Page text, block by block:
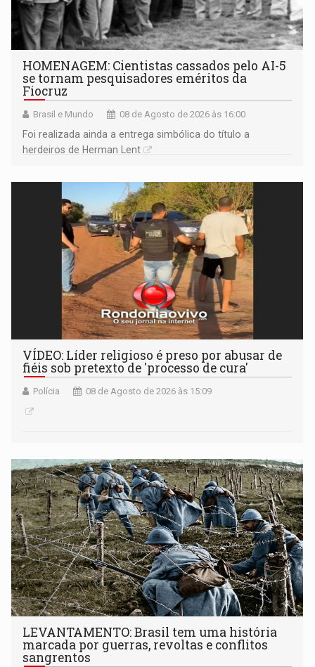
HOMENAGEM: Cientistas cassados pelo AI-5
se tornam pesquisadores eméritos da
Fiocruz
Brasil e Mundo 08 de Agosto de 2026 às 16:00
Foi realizada ainda a entrega simbólica do título a
herdeiros de Herman Lent
VÍDEO: Líder religioso é preso por abusar de
fiéis sob pretexto de 'processo de cura'
Polícia 08 de Agosto de 2026 às 15:09
LEVANTAMENTO: Brasil tem uma história
marcada por guerras, revoltas e conflitos
sangrentos